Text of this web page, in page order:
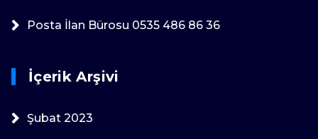
Posta İlan Bürosu 0535 486 86 36
İçerik Arşivi
Şubat 2023